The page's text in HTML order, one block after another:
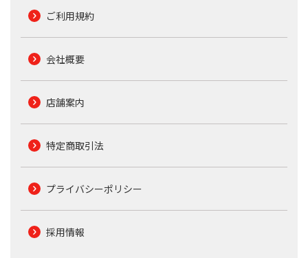
ご利用規約
会社概要
店舗案内
特定商取引法
プライバシーポリシー
採用情報